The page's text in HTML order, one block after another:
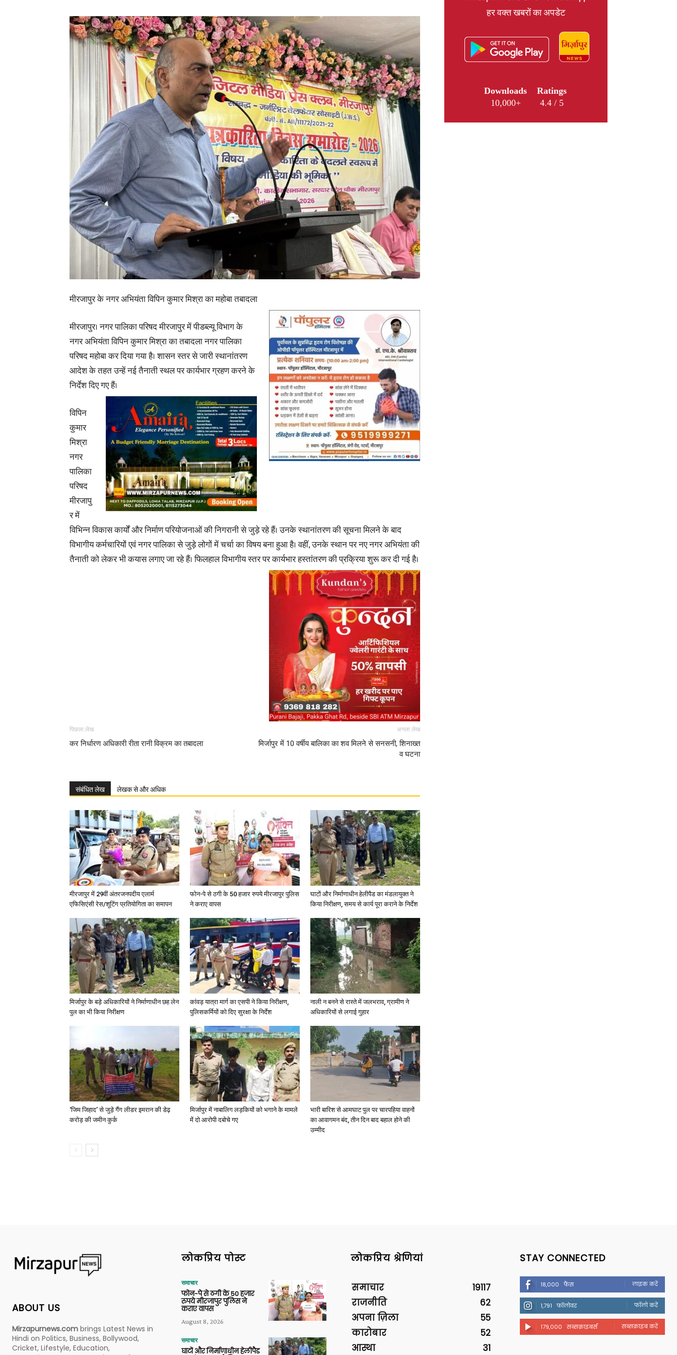
News,
Latest
News
in
Hindi,
Today
Hindi
Paper
मीरजापुर के नगर अभियंता विपिन कुमार मिश्रा का महोबा तबादला
मीरजापुर। नगर पालिका परिषद मीरजापुर में पीडब्ल्यू विभाग के
नगर अभियंता विपिन कुमार मिश्रा का तबादला नगर पालिका
परिषद महोबा कर दिया गया है। शासन स्तर से जारी स्थानांतरण
आदेश के तहत उन्हें नई तैनाती स्थल पर कार्यभार ग्रहण करने के
निर्देश दिए गए हैं।
विपिन
कुमार
मिश्रा
नगर
पालिका
परिषद
मीरजापु
र में
विभिन्न विकास कार्यों और निर्माण परियोजनाओं की निगरानी से जुड़े रहे हैं। उनके स्थानांतरण की सूचना मिलने के बाद
विभागीय कर्मचारियों एवं नगर पालिका से जुड़े लोगों में चर्चा का विषय बना हुआ है। वहीं, उनके स्थान पर नए नगर अभियंता की
तैनाती को लेकर भी कयास लगाए जा रहे हैं। फिलहाल विभागीय स्तर पर कार्यभार हस्तांतरण की प्रक्रिया शुरू कर दी गई है।
पिछला लेख
कर निर्धारण अधिकारी रीता रानी विक्रम का तबादला
अगला लेख
मिर्जापुर में 10 वर्षीय बालिका का शव मिलने से सनसनी, शिनाख्त
व घटना
संबंधित लेख लेखक से और अधिक
मीरजापुर में 29वीं अंतरजनपदीय एलार्म
एफिसिएंसी रेस/शूटिंग प्रतियोगिता का समापन
फोन-पे से ठगी के 50 हजार रुपये मीरजापुर पुलिस
ने कराए वापस
घाटों और निर्माणाधीन हेलीपैड का मंडलायुक्त ने
किया निरीक्षण, समय से कार्य पूरा कराने के निर्देश
मिर्जापुर के बड़े अधिकारियों ने निर्माणाधीन छह लेन
पुल का भी किया निरीक्षण
कांवड़ यात्रा मार्ग का एसपी ने किया निरीक्षण,
पुलिसकर्मियों को दिए सुरक्षा के निर्देश
नाली न बनने से रास्ते में जलभराव, ग्रामीण ने
अधिकारियों से लगाई गुहार
‘जिम जिहाद’ से जुड़े गैंग लीडर इमरान की डेढ़
करोड़ की जमीन कुर्क
मिर्जापुर में नाबालिग लड़कियों को भगाने के मामले
में दो आरोपी दबोचे गए
भारी बारिश से आमघाट पुल पर चारपहिया वाहनों
का आवागमन बंद, तीन दिन बाद बहाल होने की
उम्मीद
हर वक्त खबरों का अपडेट
Downloads
10,000+
Ratings
4.4 / 5
ABOUT US
Mirzapurnews.com brings Latest News in
Hindi on Politics, Business, Bollywood,
Cricket, Lifestyle, Education,
लोकप्रिय पोस्ट
समाचार
फोन-पे से ठगी के 50 हजार
रुपये मीरजापुर पुलिस ने
कराए वापस
August 8, 2026
समाचार
घाटों और निर्माणाधीन हेलीपैड
लोकप्रिय श्रेणियां
समाचार
19117
राजनीति
62
अपना ज़िला
55
कारोबार
52
आस्था
31
STAY CONNECTED
18,000 फैंस लाइक करें
1,791 फॉलोवर फॉलो करें
179,000 सब्सक्राइबर्स सब्सक्राइब करें